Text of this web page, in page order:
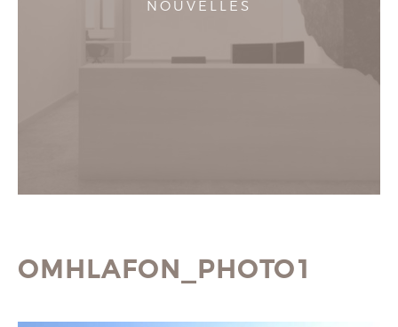
NOUVELLES
OMHLAFON_PHOTO1